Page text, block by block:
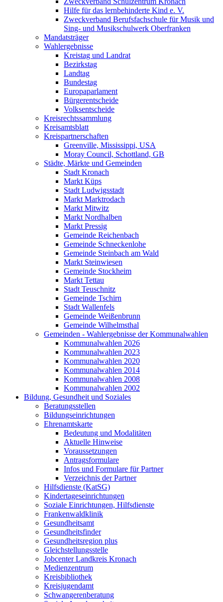
Hilfe für das lernbehinderte Kind e. V.
Zweckverband Berufsfachschule für Musik und
Sing- und Musikschulwerk Oberfranken
Mandatsträger
Wahlergebnisse
Kreistag und Landrat
Bezirkstag
Landtag
Bundestag
Europaparlament
Bürgerentscheide
Volksentscheide
Kreisrechtssammlung
Kreisamtsblatt
Kreispartnerschaften
Greenville, Mississippi, USA
Moray Council, Schottland, GB
Städte, Märkte und Gemeinden
Stadt Kronach
Markt Küps
Stadt Ludwigsstadt
Markt Marktrodach
Markt Mitwitz
Markt Nordhalben
Markt Pressig
Gemeinde Reichenbach
Gemeinde Schneckenlohe
Gemeinde Steinbach am Wald
Markt Steinwiesen
Gemeinde Stockheim
Markt Tettau
Stadt Teuschnitz
Gemeinde Tschirn
Stadt Wallenfels
Gemeinde Weißenbrunn
Gemeinde Wilhelmsthal
Gemeinden - Wahlergebnisse der Kommunalwahlen
Kommunalwahlen 2026
Kommunalwahlen 2023
Kommunalwahlen 2020
Kommunalwahlen 2014
Kommunalwahlen 2008
Kommunalwahlen 2002
Bildung, Gesundheit und Soziales
Beratungsstellen
Bildungseinrichtungen
Ehrenamtskarte
Bedeutung und Modalitäten
Aktuelle Hinweise
Voraussetzungen
Antragsformulare
Infos und Formulare für Partner
Verzeichnis der Partner
Hilfsdienste (KatSG)
Kindertageseinrichtungen
Soziale Einrichtungen, Hilfsdienste
Frankenwaldklinik
Gesundheitsamt
Gesundheitsfinder
Gesundheitsregion plus
Gleichstellungsstelle
Jobcenter Landkreis Kronach
Medienzentrum
Kreisbibliothek
Kreisjugendamt
Schwangerenberatung